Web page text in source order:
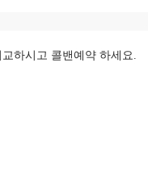
하시고 콜밴예약 하세요.